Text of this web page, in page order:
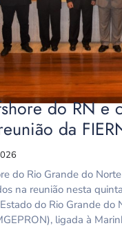
do RN e
da
do Rio Grande do
na reunião nesta
do Rio Grande do
ligada à